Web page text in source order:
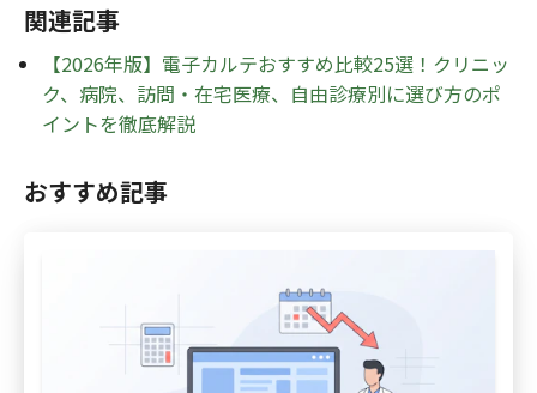
関連記事
【2026年版】電子カルテおすすめ比較25選！クリニッ
ク、病院、訪問・在宅医療、自由診療別に選び方のポ
イントを徹底解説
おすすめ記事